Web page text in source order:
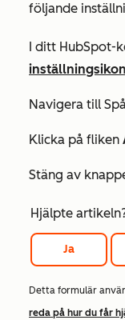
följande
I ditt HubSpot-
Navigera till
Klicka på fliken
Stäng av
Hjälpte
Ja
Detta formulär
reda på hur du får